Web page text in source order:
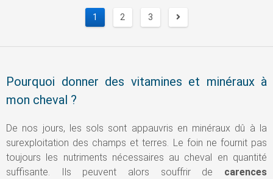
1 2
3
Pourquoi donner des vitamines et minéraux à
mon cheval ?
De nos jours, les sols sont appauvris en minéraux dû à la
surexploitation des champs et terres. Le foin ne fournit pas
toujours les nutriments nécessaires au cheval en quantité
suffisante. Ils peuvent alors souffrir de carences